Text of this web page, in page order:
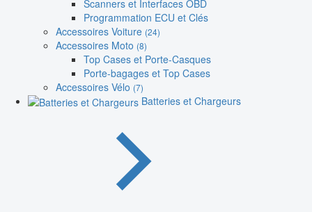
Scanners et Interfaces OBD
Programmation ECU et Clés
Accessoires Voiture (24)
Accessoires Moto (8)
Top Cases et Porte-Casques
Porte-bagages et Top Cases
Accessoires Vélo (7)
Batteries et Chargeurs